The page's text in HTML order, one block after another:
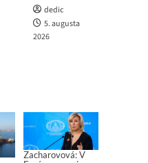
dedic
5. augusta
2026
Zacharovová: V